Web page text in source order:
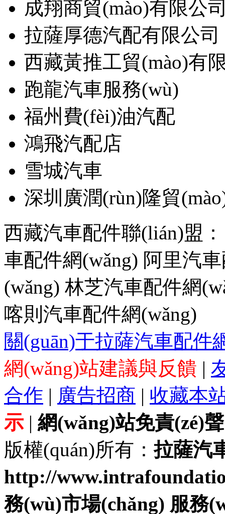
成翔商貿(mào)有限公
拉薩厚德汽配有限公司
西藏黃推工貿(mào)有
跑龍汽車服務(wù)
福州費(fèi)油汽配
鴻飛汽配店
雪城汽車
深圳廣潤(rùn)隆貿
西藏汽車配件聯(lián)盟
車配件網(wǎng) 阿里汽
(wǎng) 林芝汽車配件網
喀則汽車配件網(wǎng)
關(guān)于拉薩汽車配件
網(wǎng)站建議與反饋 |
合作 | 廣告招商 | 收藏本
示| 網(wǎng)站免責(zé)
版權(quán)所有：拉薩汽
http://
務(wù)市場(chǎng) 服務(wù)